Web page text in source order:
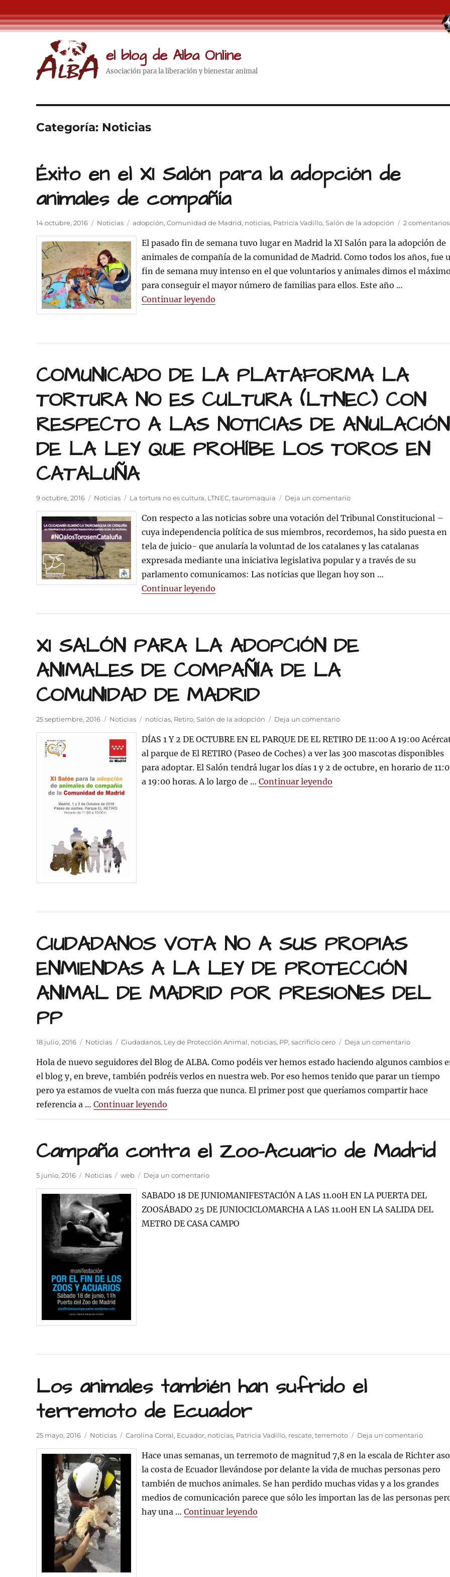
el blog de Alba Online
Asociación para la liberación y bienestar animal
Categoría: Noticias
Éxito en el XI Salón para la adopción de
animales de compañía
Publicado
14 octubre, 2016 Categorías
Noticias Etiquetas
adopción, Comunidad de Madrid, noticias, Patricia Vadillo, Salón de la adopción 2 comentarios
El pasado fin de semana tuvo lugar en Madrid la XI Salón para la adopción de
animales de compañía de la comunidad de Madrid. Como todos los años, fue
fin de semana muy intenso en el que voluntarios y animales dimos el máximo
para conseguir el mayor número de familias para ellos. Este año …
Continuar leyendo
COMUNICADO DE LA PLATAFORMA LA
TORTURA NO ES CULTURA (LTNEC) CON
RESPECTO A LAS NOTICIAS DE ANULACIÓN
DE LA LEY QUE PROHÍBE LOS TOROS EN
CATALUÑA
Publicado
9 octubre, 2016 Categorías
Noticias Etiquetas
La tortura no es cultura, LTNEC, tauromaquia Deja un comentarioen
DE
LA
PLATAFORMA
LA
TORTURA
NO
ES
CON
LAS
NOTICIAS
LOS
TOROS
CATALUÑA
Con respecto a las noticias sobre una votación del Tribunal Constitucional –
cuya independencia política de sus miembros, recordemos, ha sido puesta en
tela de juicio- que anularía la voluntad de los catalanes y las catalanas
expresada mediante una iniciativa legislativa popular y a través de su
parlamento comunicamos: Las noticias que llegan hoy son …
Continuar leyendo
XI SALÓN PARA LA ADOPCIÓN DE
ANIMALES DE COMPAÑÍA DE LA
COMUNIDAD DE MADRID
Publicado
25 septiembre, 2016 Categorías
Noticias Etiquetas
noticias, Retiro, Salón de la adopción Deja un comentarioen
SALÓN
PARA
ADOPCIÓN
DÍAS 1 Y 2 DE OCTUBRE EN EL PARQUE DE EL RETIRO DE 11:00 A 19:00
al parque de El RETIRO (Paseo de Coches) a ver las 300 mascotas disponibles
para adoptar. El Salón tendrá lugar los días 1 y 2 de octubre, en horario de
a 19:00 horas. A lo largo de … Continuar leyendo
CIUDADANOS VOTA NO A SUS PROPIAS
ENMIENDAS A LA LEY DE PROTECCIÓN
ANIMAL DE MADRID POR PRESIONES DEL
PP
Publicado
18 julio, 2016 Categorías
Noticias Etiquetas
Ciudadanos, Ley de Protección Animal, noticias, PP, sacrificio cero Deja un comentarioen
VOTA
NO
SUS
LEY
DE
MADRID
POR
Hola de nuevo seguidores del Blog de ALBA. Como podéis ver hemos estado haciendo algunos cambios
el blog y, en breve, también podréis verlos en nuestra web. Por eso hemos tenido que parar un tiempo
pero ya estamos de vuelta con más fuerza que nunca. El primer post que queríamos compartir hace
referencia a … Continuar leyendo
Campaña contra el Zoo-Acuario de Madrid
Publicado
5 junio, 2016 Categorías
Noticias Etiquetas
web Deja un comentarioen
contra
el
Acuario
SABADO 18 DE JUNIOMANIFESTACIÓN A LAS 11.00H EN LA PUERTA DEL
ZOOSÁBADO 25 DE JUNIOCICLOMARCHA A LAS 11.00H EN LA SALIDA DEL
METRO DE CASA CAMPO
Los animales también han sufrido el
terremoto de Ecuador
Publicado
25 mayo, 2016 Categorías
Noticias Etiquetas
Carolina Corral, Ecuador, noticias, Patricia Vadillo, rescate, terremoto Deja un comentarioen
también
han
sufrido
el
Hace unas semanas, un terremoto de magnitud 7,8 en la escala de Richter
la costa de Ecuador llevándose por delante la vida de muchas personas pero
también de muchos animales. Se han perdido muchas vidas y a los grandes
medios de comunicación parece que sólo les importan las de las personas
hay una … Continuar leyendo